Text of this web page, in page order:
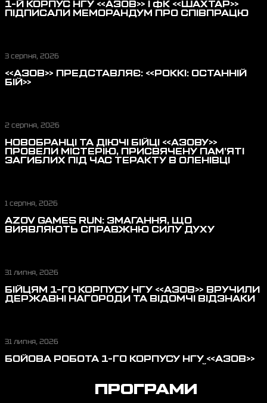
1-Й КОРПУС НГУ «АЗОВ» І ФК «ШАХТАР»
ПІДПИСАЛИ МЕМОРАНДУМ ПРО СПІВПРАЦЮ
3 серпня, 2026
«АЗОВ» ПРЕДСТАВЛЯЄ: «РОККІ: ОСТАННІЙ
БІЙ»
2 серпня, 2026
НОВОБРАНЦІ ТА ДІЮЧІ БІЙЦІ «АЗОВУ»
ПРОВЕЛИ МІСТЕРІЮ, ПРИСВЯЧЕНУ ПАМ’ЯТІ
ЗАГИБЛИХ ПІД ЧАС ТЕРАКТУ В ОЛЕНІВЦІ
1 серпня, 2026
AZOV GAMES RUN: ЗМАГАННЯ, ЩО
ВИЯВЛЯЮТЬ СПРАВЖНЮ СИЛУ ДУХУ
31 липня, 2026
БІЙЦЯМ 1-ГО КОРПУСУ НГУ «АЗОВ» ВРУЧИЛИ
ДЕРЖАВНІ НАГОРОДИ ТА ВІДОМЧІ ВІДЗНАКИ
31 липня, 2026
БОЙОВА РОБОТА 1-ГО КОРПУСУ НГУ «АЗОВ»
ПРОГРАМИ